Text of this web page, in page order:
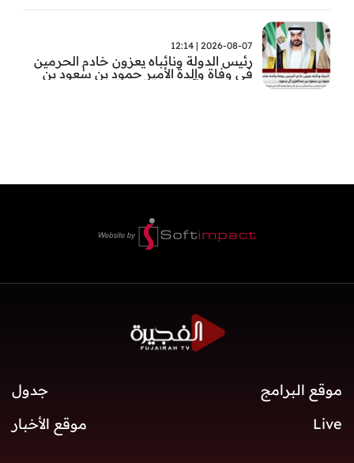
2026-08-07 | 12:14
رئيس الدولة ونائباه يعزون خادم الحرمين
في وفاة والدة الأمير حمود بن سعود بن
موقع البرامج
جدول
Live
موقع الأخبار